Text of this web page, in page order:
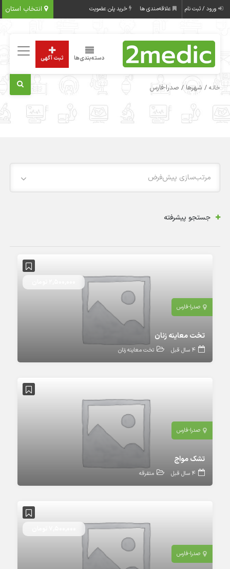
انتخاب استان ورود / ثبت نام علاقه‌مندی ها خرید پلن عضویت
دسته‌بندی‌ها ثبت آگهی
خانه / شهرها / صدرا-فارس
مرتب‌سازی پیش‌فرض
جستجو پیشرفته
صدرا-فارس
تخت معاینه زنان
4 سال قبل تخت معاینه زنان
صدرا-فارس
تشک مواج
4 سال قبل متفرقه
صدرا-فارس